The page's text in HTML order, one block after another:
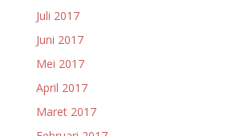
Juli 2017
Juni 2017
Mei 2017
April 2017
Maret 2017